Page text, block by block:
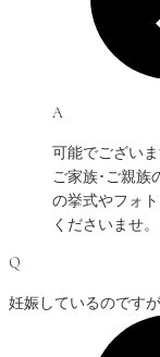
A
可能でございま
ご家族･ご親族
の挙式やフォ
くださいませ。
Q
妊娠しているのです